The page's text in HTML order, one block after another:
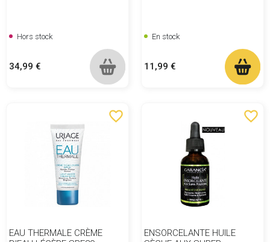
Hors stock
Prix
34,99 €
En stock
Prix
11,99 €
favorite_border
EAU THERMALE CRÈME
favorite_border
ENSORCELANTE HUILE